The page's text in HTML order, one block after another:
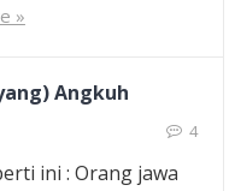
»
Angkuh
4
ini : Orang jawa